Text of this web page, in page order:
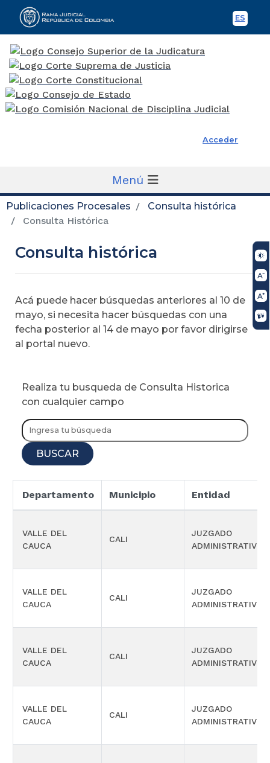
ES
Rama Judicial
Acceder
Menú
Publicaciones Procesales
Consulta histórica
Consulta Histórica
Consulta histórica
Acá puede hacer búsquedas anteriores al 10 de
mayo, si necesita hacer búsquedas con una
fecha posterior al 14 de mayo por favor dirigirse
al portal nuevo.
Realiza tu busqueda de Consulta Historica
con cualquier campo
BUSCAR
Departamento Municipio Entidad
VALLE DEL
CAUCA
CALI
JUZGADO
ADMINISTRATIVO
VALLE DEL
CAUCA
CALI
JUZGADO
ADMINISTRATIVO
VALLE DEL
CAUCA
CALI
JUZGADO
ADMINISTRATIVO
VALLE DEL
CAUCA
CALI
JUZGADO
ADMINISTRATIVO